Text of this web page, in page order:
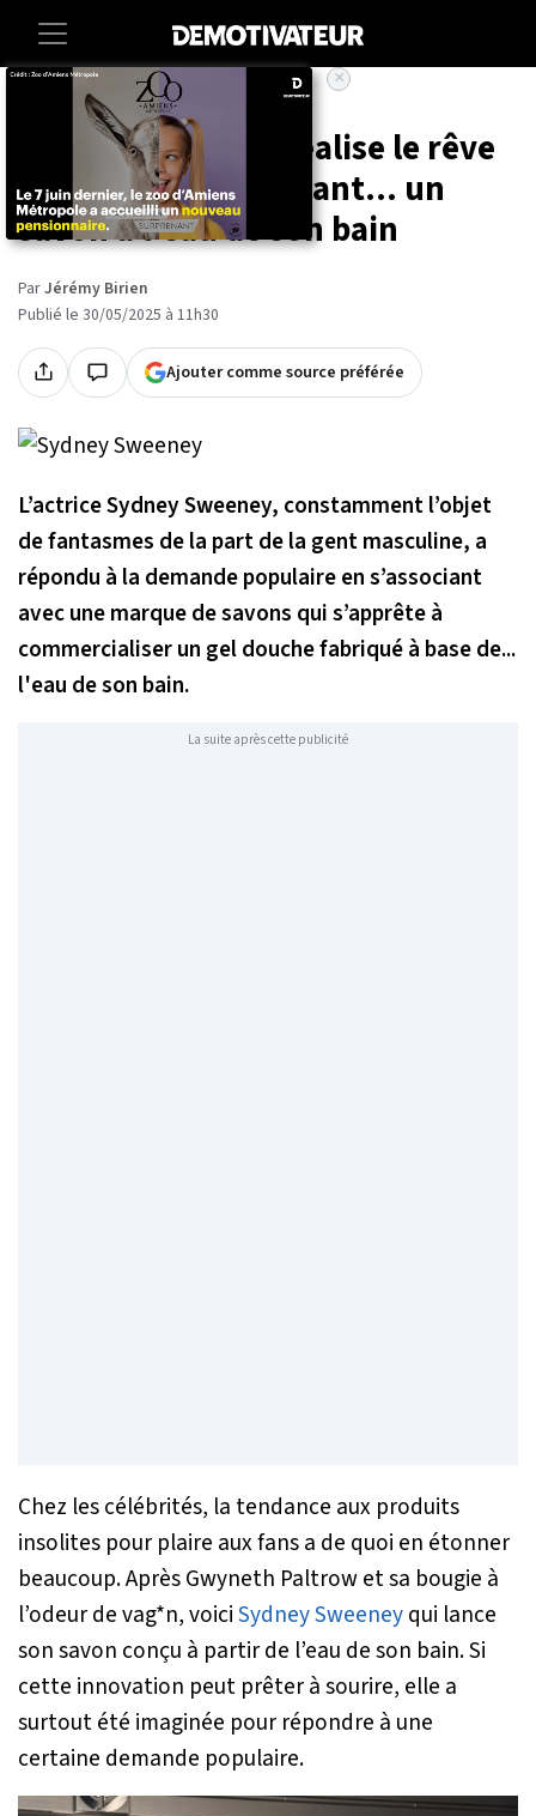
Societe Entertainment
Sydney Sweeney réalise le rêve
de ses fans en vendant... un
savon à l'eau de son bain
ParJérémy Birien
Publié le 30/05/2025 à 11h30
Ajouter comme source préférée
L’actrice Sydney Sweeney, constamment l’objet
de fantasmes de la part de la gent masculine, a
répondu à la demande populaire en s’associant
avec une marque de savons qui s’apprête à
commercialiser un gel douche fabriqué à base de...
l'eau de son bain.
La suite après cette publicité
Chez les célébrités, la tendance aux produits
insolites pour plaire aux fans a de quoi en étonner
beaucoup. Après Gwyneth Paltrow et sa bougie à
l’odeur de vag*n, voiciSydney Sweeneyqui lance
son savon conçu à partir de l’eau de son bain. Si
cette innovation peut prêter à sourire, elle a
surtout été imaginée pour répondre à une
certaine demande populaire.
×